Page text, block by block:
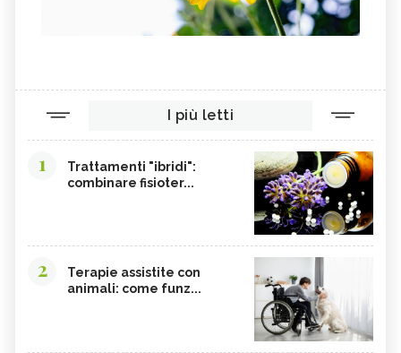
I più letti
1
Trattamenti "ibridi":
combinare fisioter...
2
Terapie assistite con
animali: come funz...